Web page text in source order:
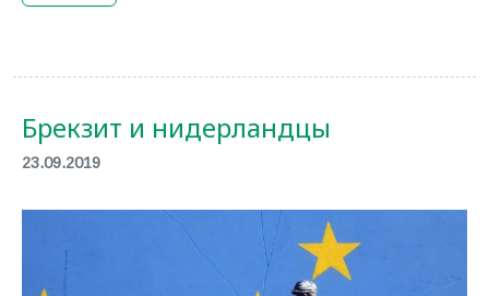
Брекзит и нидерландцы
23.09.2019